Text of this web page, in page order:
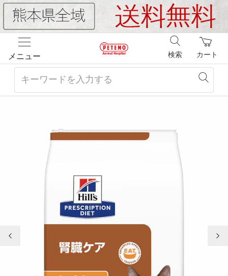
メニュー カート
検索
前の画像